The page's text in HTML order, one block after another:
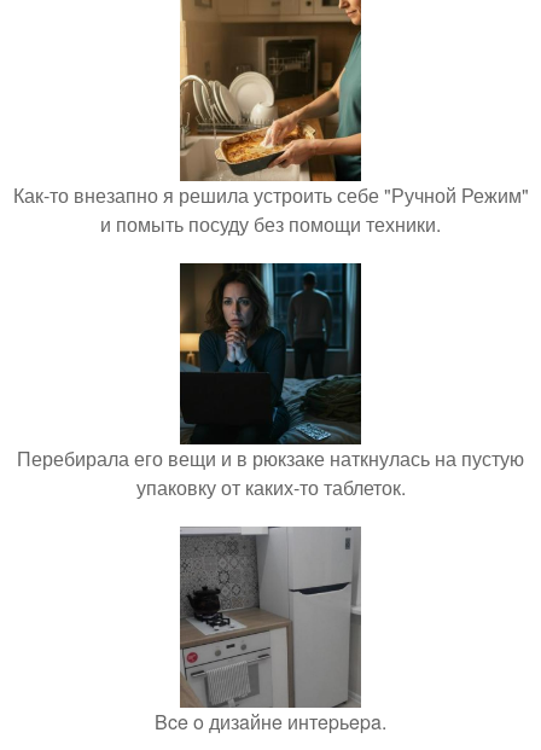
Как-то внезапно я решила устроить себе "Ручной Режим"
и помыть посуду без помощи техники.
Перебирала его вещи и в рюкзаке наткнулась на пустую
упаковку от каких-то таблеток.
Bce o дизaйнe интepьepa.